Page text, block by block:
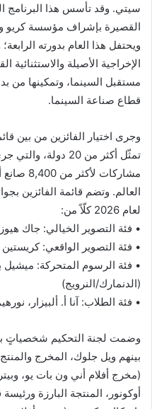
سيتي. وقد تأسس هذا البرنامج
القصيرة بإشراف مؤسسة كريو
ويحتفل هذا العام بدورته
الإخراجية الأصيلة
مستقبل السينما، وتمكينها من
قطاع صناعة السينما.
تمثّل أكثر من 20
العالم. وتضم قائمة الفائزين
لعام 2026 كلّاً من:
• فئة التصوير الخيالي: جاك
• فئة التصوير الواقعي: كريستين
• فئة الرسوم المتحركة: ميشيل
(الدنمارك/النرويج)
• فئة الطلاب: آنا أ. ألبيزار،
وضمت لجنة التحكيم شخصياتٍ
بينهم ويل جلوك، المخرج
(مخرج أفلام أني ون بات يو،
أوكونور، المنتجة البارزة